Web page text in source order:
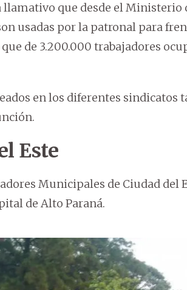
llamativo que desde el
usadas por la patronal para
de 3.200.000 trabajadores
en los diferentes
Este
Municipales de Ciudad del
de Alto Paraná.